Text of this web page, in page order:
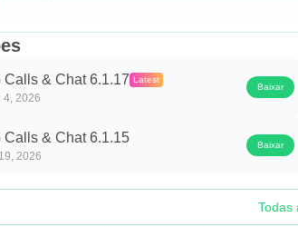
& Chat 6.1.17 Latest
4, 2026
Baixar
Calls & Chat 6.1.15
2026
Baixar
Todas